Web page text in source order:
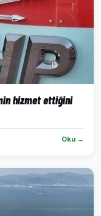
hizmet ettiğini
Oku →